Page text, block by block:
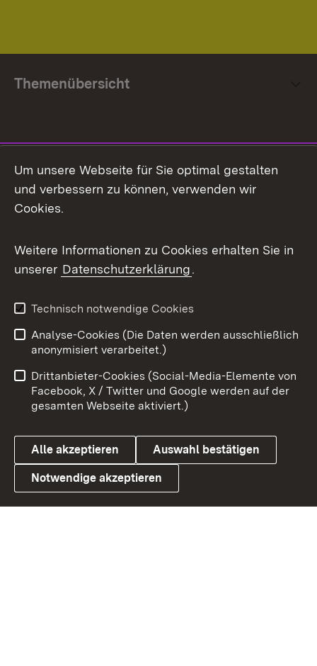
Themenübersicht
Facebook
X / Twitter
Youtube
Link zum Landesportal
Impressum
Kontakt
Barrierefreiheit
Datenschutz
Cookies
Um unsere Webseite für Sie optimal gestalten
und verbessern zu können, verwenden wir
Cookies.
Weitere Informationen zu Cookies erhalten Sie in
unserer Datenschutzerklärung.
Technisch notwendige Cookies
Analyse-Cookies (Die Daten werden ausschließlich
anonymisiert verarbeitet.)
Drittanbieter-Cookies (Social-Media-Elemente von
Facebook, X / Twitter und Google werden auf der
gesamten Webseite aktiviert.)
Alle akzeptieren Auswahl bestätigen
Notwendige akzeptieren